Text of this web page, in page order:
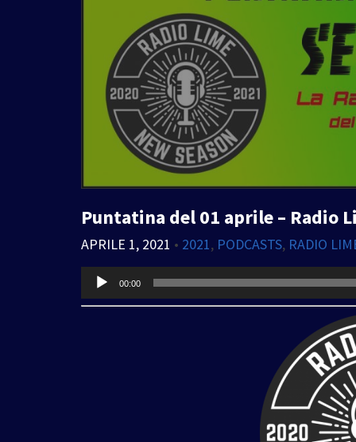
Puntatina del 01 aprile – Radio
APRILE 1, 2021 • 2021, PODCASTS, RADIO
Audio
00:00